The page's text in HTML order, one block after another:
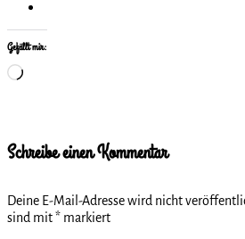
Gefällt mir:
Wird
Schreibe einen Kommentar
Deine E-Mail-Adresse wird nicht
sind mit* markiert